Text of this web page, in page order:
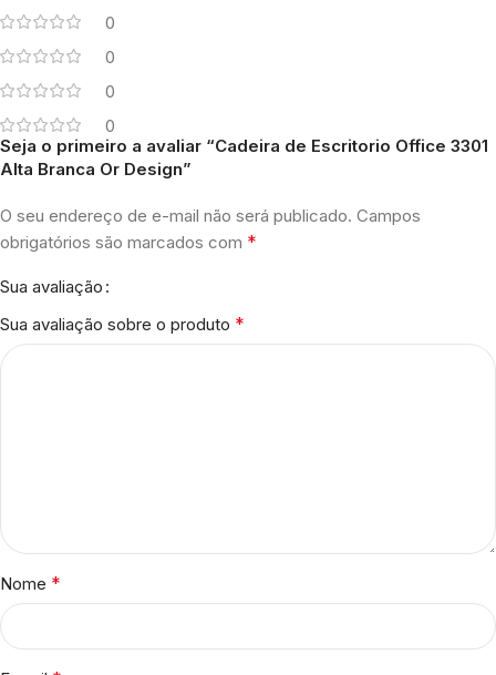
0
0
0
0
Seja o primeiro a avaliar “Cadeira de Escritorio Office 3301
Alta Branca Or Design”
O seu endereço de e-mail não será publicado. Campos
obrigatórios são marcados com *
Sua avaliação
Sua avaliação sobre o produto *
Nome *